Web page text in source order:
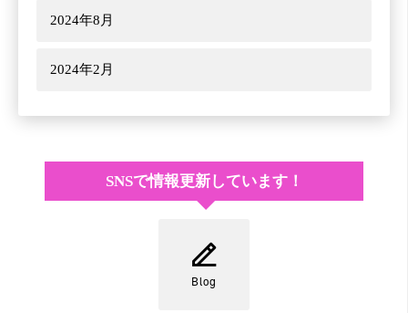
2024年8月
2024年2月
SNSで情報更新しています！
Blog